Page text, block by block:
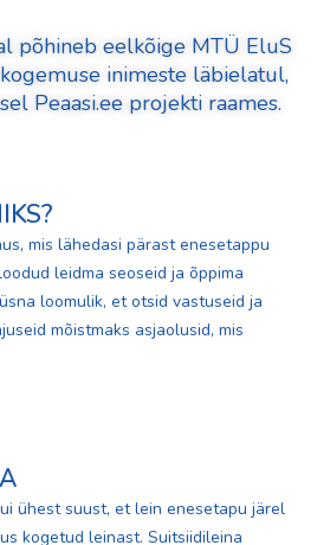
põhineb eelkõige MTÜ EluS
inimeste läbielatul,
Peaasi.ee projekti raames.
mis lähedasi pärast enesetappu
leidma seoseid ja õppima
loomulik, et otsid vastuseid ja
mõistmaks asjaolusid, mis
ühest suust, et lein enesetapu järel
kogetud leinast. Suitsiidileina